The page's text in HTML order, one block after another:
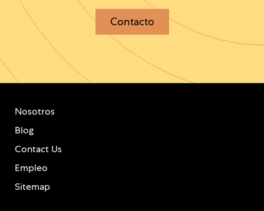
Contacto
Nosotros
Blog
Contact Us
Empleo
Sitemap